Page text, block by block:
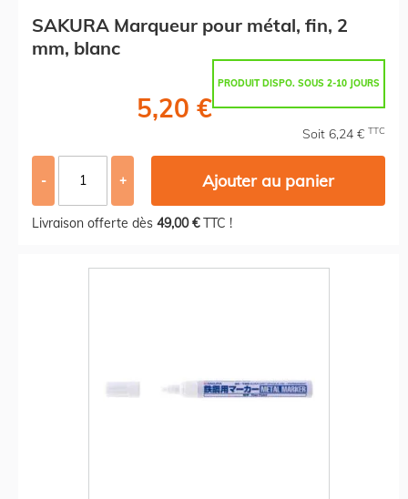
SAKURA Marqueur pour métal, fin, 2
mm, blanc
PRODUIT DISPO. SOUS 2-10 JOURS
5,20 €
Soit 6,24 € TTC
- + Ajouter au panier
Livraison offerte dès 49,00 €TTC !